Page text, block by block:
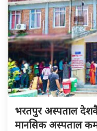
भरतपुर अस्पताल देशकै
मानसिक अस्पताल